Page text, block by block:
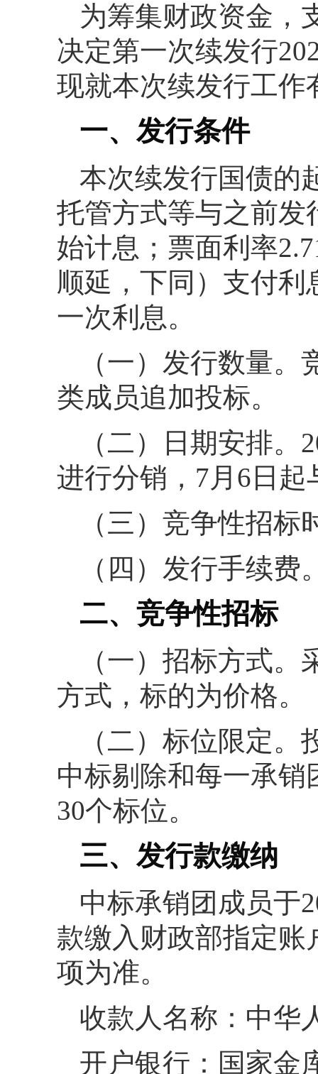
为筹集财政资金，
决定第一次续发行
现就本次续发行工作
一、发行条件
本次续发行国债的
托管方式等与之前发
始计息；票面利率
顺延，下同）支付利
一次利息。
（一）发行数量
类成员追加投标。
（二）日期安排
进行分销，7月6日
（三）竞争性招标
（四）发行手续费
二、竞争性招标
（一）招标方式
方式，标的为价格。
（二）标位限定
中标剔除和每一承销
30个标位。
三、发行款缴纳
中标承销团成员于
款缴入财政部指定
项为准。
收款人名称：中华
开户银行：国家金